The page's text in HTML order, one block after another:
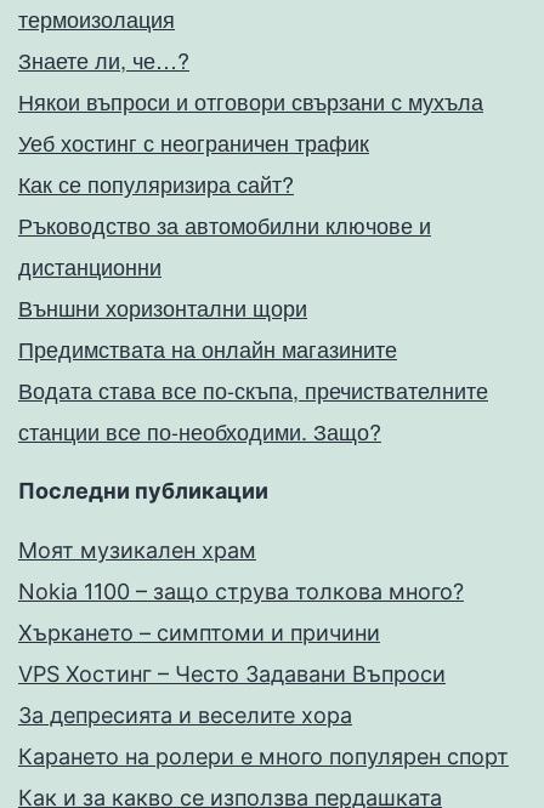
термоизолация
Знаете ли, че…?
Някои въпроси и отговори свързани с мухъла
Уеб хостинг с неограничен трафик
Как се популяризира сайт?
Ръководство за автомобилни ключове и
дистанционни
Външни хоризонтални щори
Предимствата на онлайн магазините
Водата става все по-скъпа, пречиствателните
станции все по-необходими. Защо?
Последни публикации
Моят музикален храм
Nokia 1100 – защо струва толкова много?
Хъркането – симптоми и причини
VPS Хостинг – Често Задавани Въпроси
За депресията и веселите хора
Карането на ролери е много популярен спорт
Как и за какво се използва пердашката